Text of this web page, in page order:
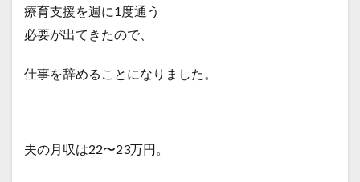
療育支援を週に1度通う
必要が出てきたので、
仕事を辞めることになりました。
夫の月収は22〜23万円。